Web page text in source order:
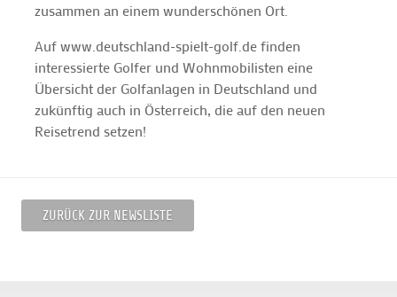
zusammen an einem wunderschönen Ort.
Auf www.deutschland-spielt-golf.de finden
interessierte Golfer und Wohnmobilisten eine
Übersicht der Golfanlagen in Deutschland und
zukünftig auch in Österreich, die auf den neuen
Reisetrend setzen!
ZURÜCK ZUR NEWSLISTE